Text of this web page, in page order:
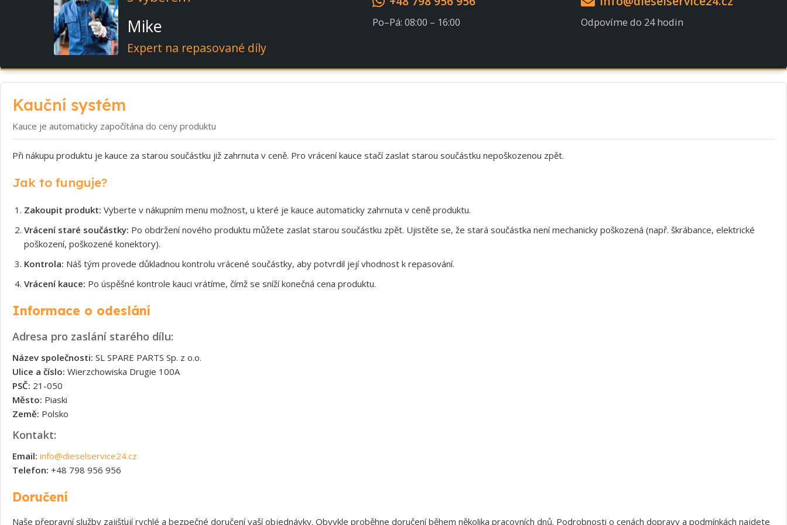
Mike
Expert na repasované díly
Po–Pá: 08:00 – 16:00 Odpovíme do 24 hodin
Kauční systém
Kauce je automaticky započítána do ceny produktu
Při nákupu produktu je kauce za starou součástku již zahrnuta v ceně. Pro vrácení kauce stačí zaslat starou součástku nepoškozenou zpět.
Jak to funguje?
Zakoupit produkt: Vyberte v nákupním menu možnost, u které je kauce automaticky zahrnuta v ceně produktu.
Vrácení staré součástky: Po obdržení nového produktu můžete zaslat starou součástku zpět. Ujistěte se, že stará součástka není mechanicky poškozená (např. škrábance, elektrické
poškození, poškozené konektory).
Kontrola: Náš tým provede důkladnou kontrolu vrácené součástky, aby potvrdil její vhodnost k repasování.
Vrácení kauce: Po úspěšné kontrole kauci vrátíme, čímž se sníží konečná cena produktu.
Informace o odeslání
Adresa pro zaslání starého dílu:
Název společnosti: SL SPARE PARTS Sp. z o.o.
Ulice a číslo: Wierzchowiska Drugie 100A
PSČ: 21-050
Město: Piaski
Země: Polsko
Kontakt:
Email: info@dieselservice24.cz
Telefon: +48 798 956 956
Doručení
Naše přepravní služby zajišťují rychlé a bezpečné doručení vaší objednávky. Obvykle proběhne doručení během několika pracovních dnů. Podrobnosti o cenách dopravy a podmínkách najdete